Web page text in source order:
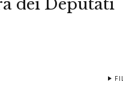
dei Deputati